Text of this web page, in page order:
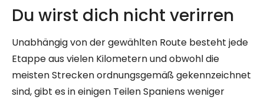
Du wirst dich nicht verirren
Unabhängig von der gewählten Route besteht jede
Etappe aus vielen Kilometern und obwohl die
meisten Strecken ordnungsgemäß gekennzeichnet
sind, gibt es in einigen Teilen Spaniens weniger